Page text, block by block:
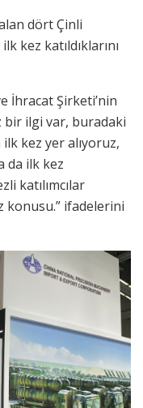
dört Çinli
kez katıldıklarını
İhracat Şirketi’nin
bir ilgi var, buradaki
kez yer alıyoruz,
da ilk kez
katılımcılar
konusu.” ifadelerini